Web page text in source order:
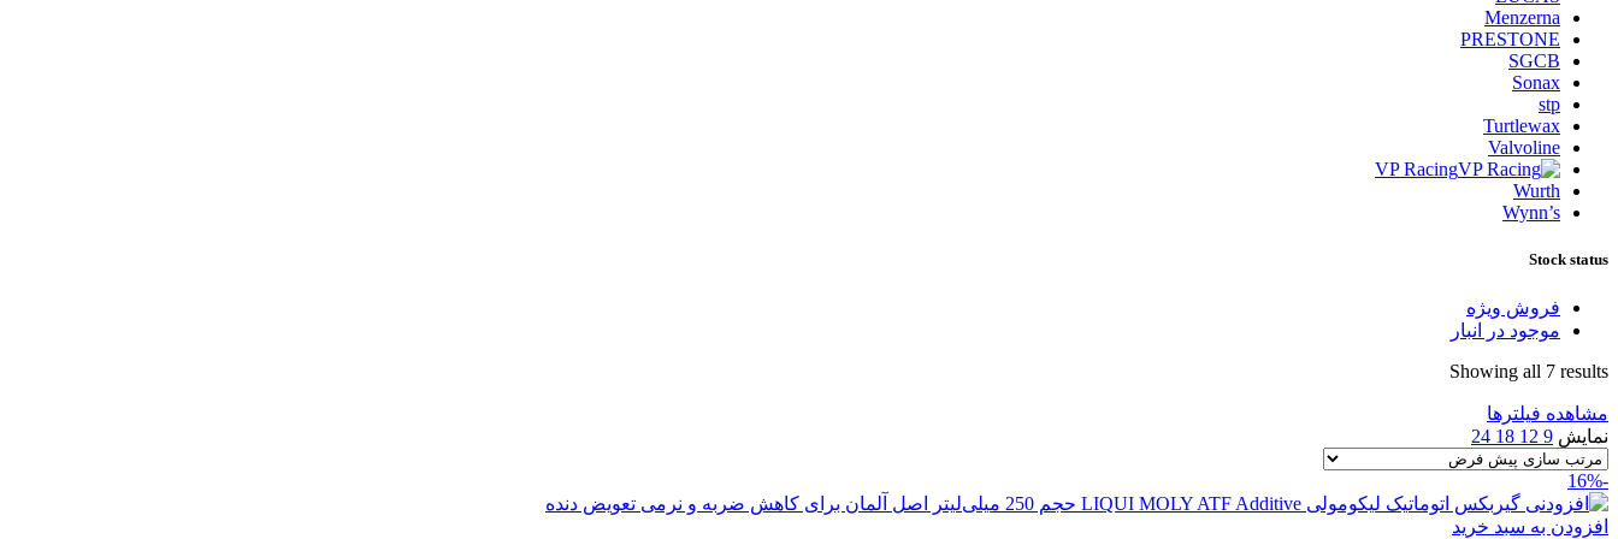
Menzerna
PRESTONE
SGCB
Sonax
stp
Turtlewax
Valvoline
VP Racing
Wurth
Wynn’s
Stock status
فروش ویژه
موجود در انبار
Showing all 7 results
مشاهده فیلترها
نمایش 9
12
18
24
-16%
افزودن به سبد خرید